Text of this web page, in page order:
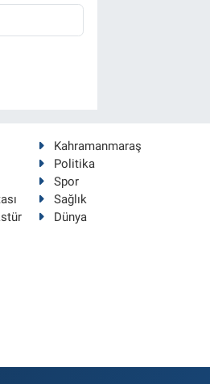
Kahramanmaraş
Politika
Spor
Sağlık
Dünya